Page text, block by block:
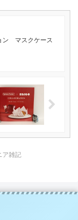
ン マスクケース
ア雑記